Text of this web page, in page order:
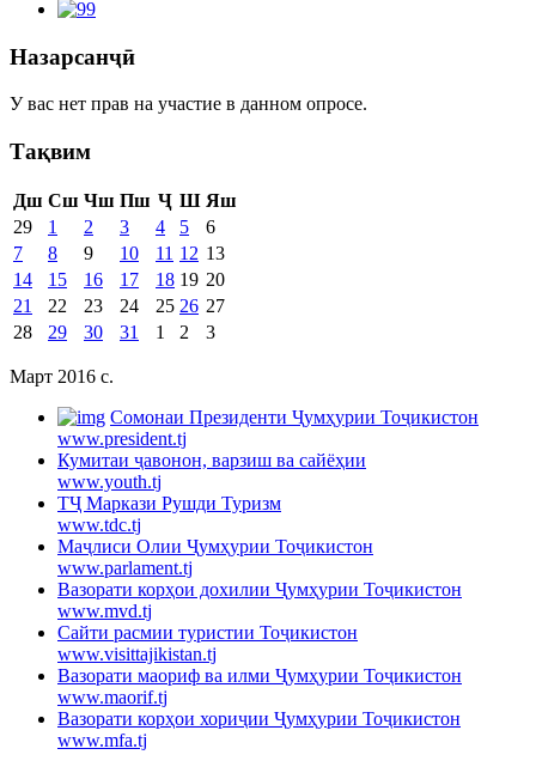
Назарсанҷӣ
У вас нет прав на участие в данном опросе.
Тақвим
Дш Сш Чш Пш Ҷ Ш Яш
29
1 2 3 4 5
6
7
8 9 10 11 12 13
14
15 16 17 18 19 20
21
22 23 24 25 26 27
28
29 30 31 1 2 3
Март 2016 c.
Cомонаи Президенти Ҷумҳурии Тоҷикистон
www.president.tj
Кумитаи ҷавонон, варзиш ва сайёҳии
www.youth.tj
ТҶ Маркази Рушди Туризм
www.tdc.tj
Маҷлиси Олии Ҷумҳурии Тоҷикистон
www.parlament.tj
Вазорати корҳои дохилии Ҷумҳурии Тоҷикистон
www.mvd.tj
Сайти расмии туристии Тоҷикистон
www.visittajikistan.tj
Вазорати маориф ва илми Ҷумҳурии Тоҷикистон
www.maorif.tj
Вазорати корҳои хориҷии Ҷумҳурии Тоҷикистон
www.mfa.tj